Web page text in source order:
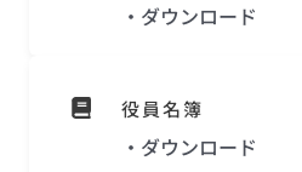
・ ダウンロード
役員名簿
・ ダウンロード